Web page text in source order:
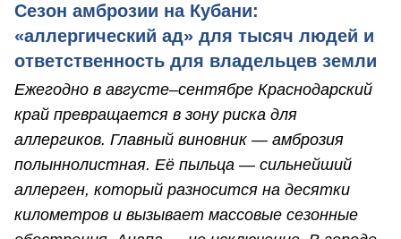
Сезон амброзии на Кубани:
«аллергический ад» для тысяч людей и
ответственность для владельцев земли
Ежегодно в августе–сентябре Краснодарский
край превращается в зону риска для
аллергиков. Главный виновник — амброзия
полыннолистная. Её пыльца — сильнейший
аллерген, который разносится на десятки
километров и вызывает массовые сезонные